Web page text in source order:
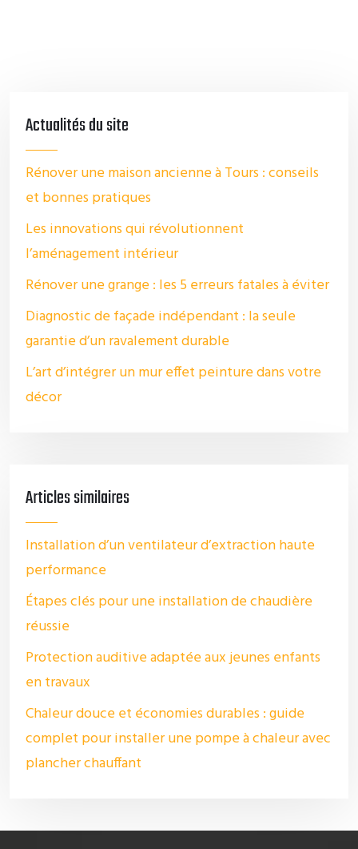
Actualités du site
Rénover une maison ancienne à Tours : conseils
et bonnes pratiques
Les innovations qui révolutionnent
l’aménagement intérieur
Rénover une grange : les 5 erreurs fatales à éviter
Diagnostic de façade indépendant : la seule
garantie d’un ravalement durable
L’art d’intégrer un mur effet peinture dans votre
décor
Articles similaires
Installation d’un ventilateur d’extraction haute
performance
Étapes clés pour une installation de chaudière
réussie
Protection auditive adaptée aux jeunes enfants
en travaux
Chaleur douce et économies durables : guide
complet pour installer une pompe à chaleur avec
plancher chauffant